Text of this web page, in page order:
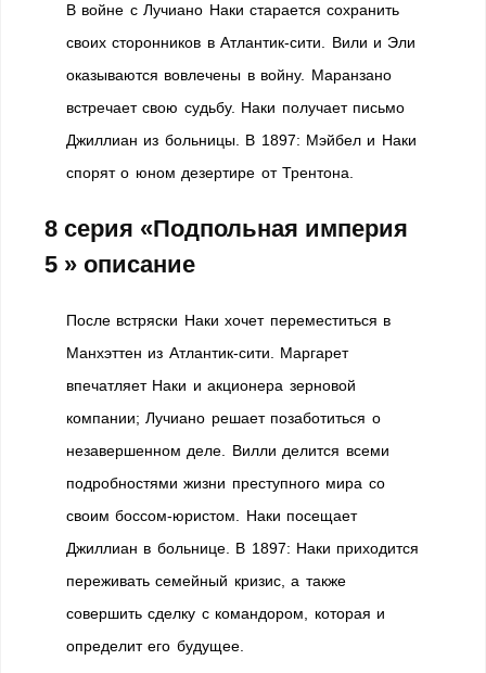
В войне с Лучиано Наки старается сохранить
своих сторонников в Атлантик-сити. Вили и Эли
оказываются вовлечены в войну. Маранзано
встречает свою судьбу. Наки получает письмо
Джиллиан из больницы. В 1897: Мэйбел и Наки
спорят о юном дезертире от Трентона.
8 серия «Подпольная империя
5 » описание
После встряски Наки хочет переместиться в
Манхэттен из Атлантик-сити. Маргарет
впечатляет Наки и акционера зерновой
компании; Лучиано решает позаботиться о
незавершенном деле. Вилли делится всеми
подробностями жизни преступного мира со
своим боссом-юристом. Наки посещает
Джиллиан в больнице. В 1897: Наки приходится
переживать семейный кризис, а также
совершить сделку с командором, которая и
определит его будущее.